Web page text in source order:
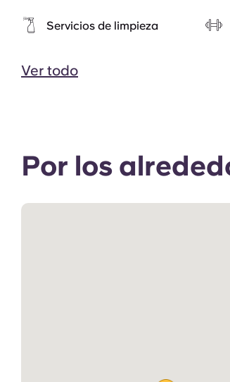
Servicios de limpieza
Ver todo
Por los